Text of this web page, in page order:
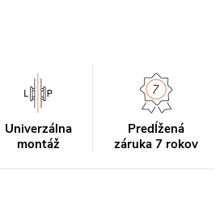
Univerzálna
montáž
Predĺžená
záruka 7 rokov